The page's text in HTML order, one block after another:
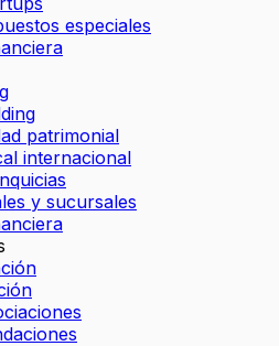
especiales
patrimonial
internacional
y sucursales